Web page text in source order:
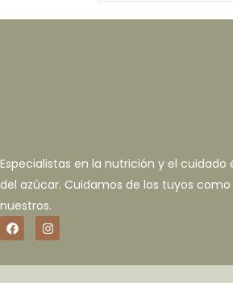
Especialistas en la nutrición y el
del azúcar. Cuidamos de los tuyos
nuestros.